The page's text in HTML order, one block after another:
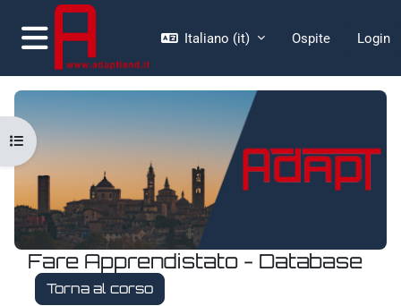
Vai al contenuto principale
Pannello laterale
Italiano ‎(it)‎ Ospite Login
Fare Apprendistato - Database
Torna al corso
Apri indice del corso